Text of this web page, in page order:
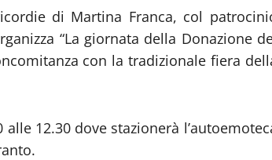
di Martina Franca, col
“La giornata della Donazione
con la tradizionale fiera
12.30 dove stazionerà